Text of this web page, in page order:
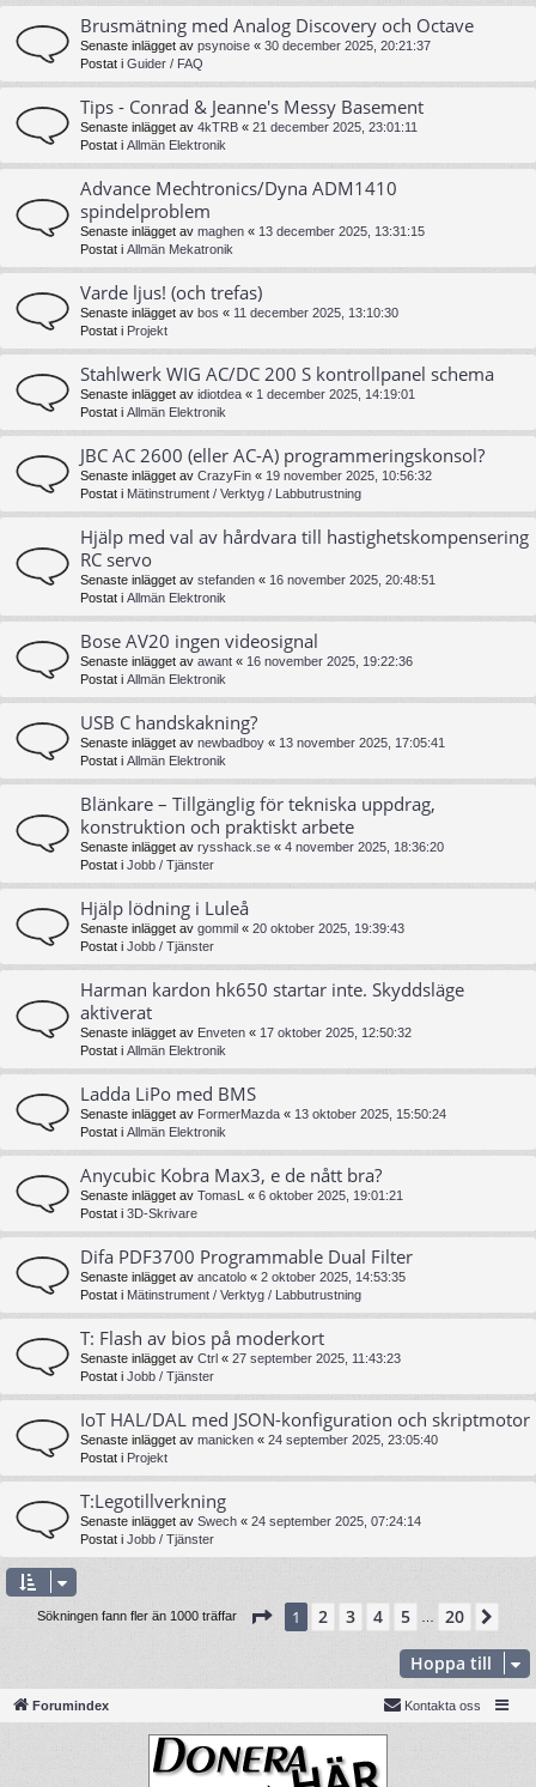
Brusmätning med Analog Discovery och Octave
Senaste inlägget av psynoise « 30 december 2025, 20:21:37
Postat i Guider / FAQ
Tips - Conrad & Jeanne's Messy Basement
Senaste inlägget av 4kTRB « 21 december 2025, 23:01:11
Postat i Allmän Elektronik
Advance Mechtronics/Dyna ADM1410
spindelproblem
Senaste inlägget av maghen « 13 december 2025, 13:31:15
Postat i Allmän Mekatronik
Varde ljus! (och trefas)
Senaste inlägget av bos « 11 december 2025, 13:10:30
Postat i Projekt
Stahlwerk WIG AC/DC 200 S kontrollpanel schema
Senaste inlägget av idiotdea « 1 december 2025, 14:19:01
Postat i Allmän Elektronik
JBC AC 2600 (eller AC-A) programmeringskonsol?
Senaste inlägget av CrazyFin « 19 november 2025, 10:56:32
Postat i Mätinstrument / Verktyg / Labbutrustning
Hjälp med val av hårdvara till hastighetskompensering
RC servo
Senaste inlägget av stefanden « 16 november 2025, 20:48:51
Postat i Allmän Elektronik
Bose AV20 ingen videosignal
Senaste inlägget av awant « 16 november 2025, 19:22:36
Postat i Allmän Elektronik
USB C handskakning?
Senaste inlägget av newbadboy « 13 november 2025, 17:05:41
Postat i Allmän Elektronik
Blänkare – Tillgänglig för tekniska uppdrag,
konstruktion och praktiskt arbete
Senaste inlägget av rysshack.se « 4 november 2025, 18:36:20
Postat i Jobb / Tjänster
Hjälp lödning i Luleå
Senaste inlägget av gommil « 20 oktober 2025, 19:39:43
Postat i Jobb / Tjänster
Harman kardon hk650 startar inte. Skyddsläge
aktiverat
Senaste inlägget av Enveten « 17 oktober 2025, 12:50:32
Postat i Allmän Elektronik
Ladda LiPo med BMS
Senaste inlägget av FormerMazda « 13 oktober 2025, 15:50:24
Postat i Allmän Elektronik
Anycubic Kobra Max3, e de nått bra?
Senaste inlägget av TomasL « 6 oktober 2025, 19:01:21
Postat i 3D-Skrivare
Difa PDF3700 Programmable Dual Filter
Senaste inlägget av ancatolo « 2 oktober 2025, 14:53:35
Postat i Mätinstrument / Verktyg / Labbutrustning
T: Flash av bios på moderkort
Senaste inlägget av Ctrl « 27 september 2025, 11:43:23
Postat i Jobb / Tjänster
IoT HAL/DAL med JSON-konfiguration och skriptmotor
Senaste inlägget av manicken « 24 september 2025, 23:05:40
Postat i Projekt
T:Legotillverkning
Senaste inlägget av Swech « 24 september 2025, 07:24:14
Postat i Jobb / Tjänster
Sökningen fann fler än 1000 träffar Sida 1av20
1 2 3 4 5 20
Hoppa till
Forumindex Kontakta oss